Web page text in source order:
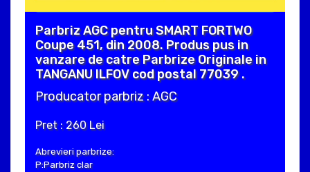
Parbriz AGC pentru SMART FORTWO
Coupe 451, din 2008. Produs pus in
vanzare de catre Parbrize Originale in
TANGANU ILFOV cod postal 77039 .
Producator parbriz : AGC
Pret : 260 Lei
Abrevieri parbrize:
P:Parbriz clar